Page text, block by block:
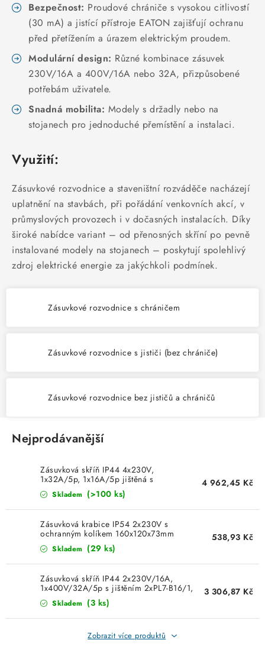
CHYTRÁ DOMÁCNOST
SVÍTIDLA domovní
LED osvětlení
SVÍTIDLA interiérová
NÁŘADÍ
VÝPRODEJ
Položky bez zařazené kategorie dle výrobců
VÁNOCE
Bezpečnost: Proudové chrániče s vysokou citlivostí
(30 mA) a jistící přístroje EATON zajišťují ochranu
před přetížením a úrazem elektrickým proudem.
Modulární design: Různé kombinace zásuvek
230V/16A a 400V/16A nebo 32A, přizpůsobené
potřebám uživatele.
Snadná mobilita: Modely s držadly nebo na
stojanech pro jednoduché přemístění a instalaci.
Využití:
Zásuvkové rozvodnice a staveništní rozváděče nacházejí
uplatnění na stavbách, při pořádání venkovních akcí, v
průmyslových provozech i v dočasných instalacích. Díky
široké nabídce variant – od přenosných skříní po pevně
instalované modely na stojanech – poskytují spolehlivý
zdroj elektrické energie za jakýchkoli podmínek.
Zásuvkové rozvodnice s chráničem
Zásuvkové rozvodnice s jističi (bez chrániče)
Zásuvkové rozvodnice bez jističů a chráničů
Nejprodávanější
Zásuvková skříň IP44 4x230V,
1x32A/5p, 1x16A/5p jištěná s
chráničem SCAME 632.31WW-111F2
Skladem (>100 ks)
4 962,45 Kč
Zásuvková krabice IP54 2x230V s
ochranným kolíkem 160x120x73mm
hladké boky Famatel 3064
Skladem (29 ks)
538,93 Kč
Zásuvková skříň IP44 2x230V/16A,
1x400V/32A/5p s jištěním 2xPL7-B16/1,
1xPL7-B32/3 bez chrániče
245x215x155m Famatel ZSF20001000.0
/3957
Skladem (3 ks)
3 306,87 Kč
Zobrazit více produktů